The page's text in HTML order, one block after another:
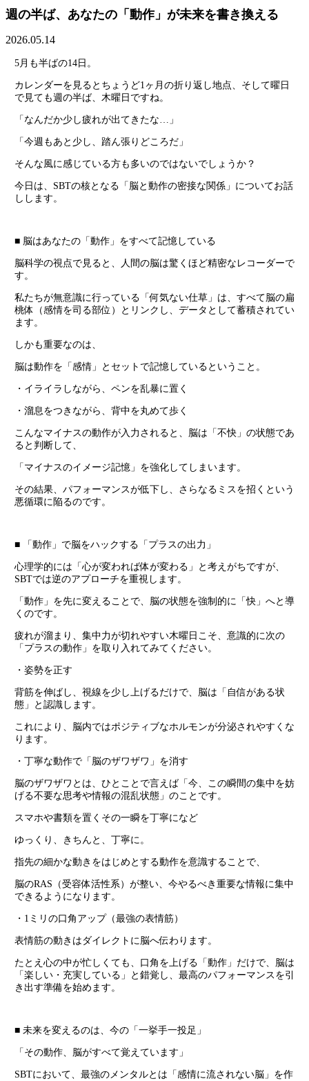
週の半ば、あなたの「動作」が未来を書き換える
2026.05.14
5月も半ばの14日。
カレンダーを見るとちょうど1ヶ月の折り返し地点、そして曜日
で見ても週の半ば、木曜日ですね。
「なんだか少し疲れが出てきたな…」
「今週もあと少し、踏ん張りどころだ」
そんな風に感じている方も多いのではないでしょうか？
今日は、SBTの核となる「脳と動作の密接な関係」についてお話
しします。
■ 脳はあなたの「動作」をすべて記憶している
脳科学の視点で見ると、人間の脳は驚くほど精密なレコーダーで
す。
私たちが無意識に行っている「何気ない仕草」は、すべて脳の扁
桃体（感情を司る部位）とリンクし、データとして蓄積されてい
ます。
しかも重要なのは、
脳は動作を「感情」とセットで記憶しているということ。
・イライラしながら、ペンを乱暴に置く
・溜息をつきながら、背中を丸めて歩く
こんなマイナスの動作が入力されると、脳は「不快」の状態であ
ると判断して、
「マイナスのイメージ記憶」を強化してしまいます。
その結果、パフォーマンスが低下し、さらなるミスを招くという
悪循環に陥るのです。
■ 「動作」で脳をハックする「プラスの出力」
心理学的には「心が変われば体が変わる」と考えがちですが、
SBTでは逆のアプローチを重視します。
「動作」を先に変えることで、脳の状態を強制的に「快」へと導
くのです。
疲れが溜まり、集中力が切れやすい木曜日こそ、意識的に次の
「プラスの動作」を取り入れてみてください。
・姿勢を正す
背筋を伸ばし、視線を少し上げるだけで、脳は「自信がある状
態」と認識します。
これにより、脳内ではポジティブなホルモンが分泌されやすくな
ります。
・丁寧な動作で「脳のザワザワ」を消す
脳のザワザワとは、ひとことで言えば「今、この瞬間の集中を妨
げる不要な思考や情報の混乱状態」のことです。
スマホや書類を置くその一瞬を丁寧になど
ゆっくり、きちんと、丁寧に。
指先の細かな動きをはじめとする動作を意識することで、
脳のRAS（受容体活性系）が整い、今やるべき重要な情報に集中
できるようになります。
・1ミリの口角アップ（最強の表情筋）
表情筋の動きはダイレクトに脳へ伝わります。
たとえ心の中が忙しくても、口角を上げる「動作」だけで、脳は
「楽しい・充実している」と錯覚し、最高のパフォーマンスを引
き出す準備を始めます。
■ 未来を変えるのは、今の「一挙手一投足」
「その動作、脳がすべて覚えています」
SBTにおいて、最強のメンタルとは「感情に流されない脳」を作